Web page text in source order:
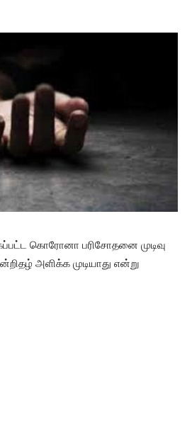
கொரோனா பரிசோதனை முடிவு
அளிக்க முடியாது என்று